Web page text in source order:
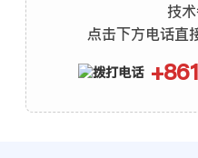
技术
点击下方电话直